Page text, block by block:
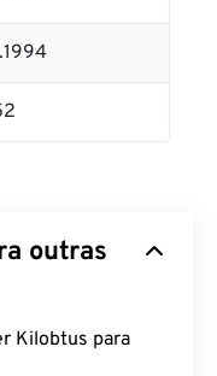
outras
Kilobtus para